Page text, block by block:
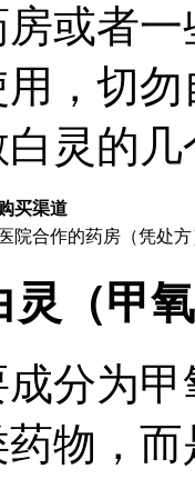
或者
，切
灵的
买渠道
院合作的药房（凭处方
灵（甲
分为
物，